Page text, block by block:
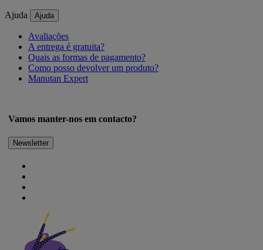
Ajuda Ajuda
Avaliações
A entrega é gratuita?
Quais as formas de pagamento?
Como posso devolver um produto?
Manutan Expert
Vamos manter-nos em contacto?
Newsletter